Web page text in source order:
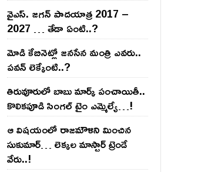
వైఎస్‌. జ‌గ‌న్ పాద‌యాత్ర 2017 –
2027 … తేడా ఏంటి..?
మోడి కేబినెట్లో జ‌నసేన మంత్రి ఎవ‌రు..
ప‌వ‌న్ లెక్కేంటి..?
తిరువూరులో బాబు మార్క్ పంచాయితీ..
కొలిక‌పూడి సింగ‌ల్ టైం ఎమ్మెల్యే…!
ఆ విష‌యంలో రాజ‌మౌళిని మించిన
సుకుమార్‌… లెక్క‌ల మాస్టార్ ట్రెండే
వేరు..!